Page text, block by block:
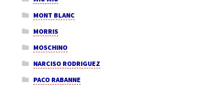
MONT BLANC
MORRIS
MOSCHINO
NARCISO RODRIGUEZ
PACO RABANNE